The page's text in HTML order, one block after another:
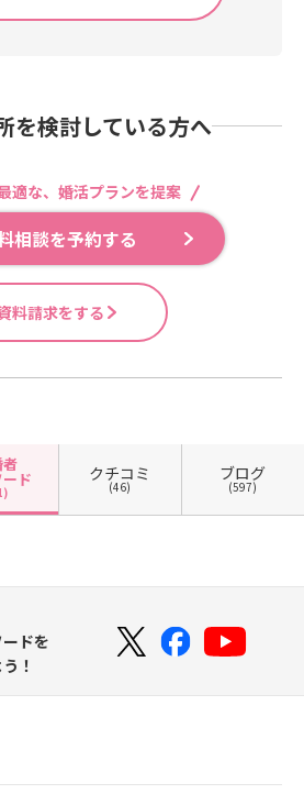
を検討している方へ
適な、婚活プランを提案
相談を予約する
料請求をする
者
ド クチコミ
(46)
ブログ
(597)
ドを
！